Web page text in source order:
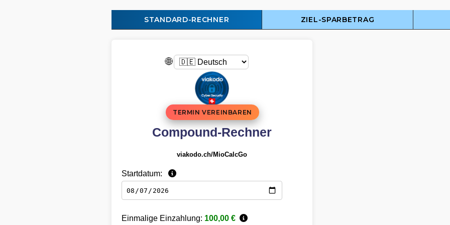
STANDARD-RECHNER ZIEL-SPARBETRAG
🌐
TERMIN VEREINBAREN
Compound-Rechner
viakodo.ch/MioCalcGo
Startdatum:
Einmalige Einzahlung: 100,00 €